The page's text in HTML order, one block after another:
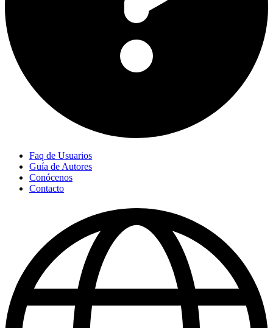
Faq de Usuarios
Guía de Autores
Conócenos
Contacto